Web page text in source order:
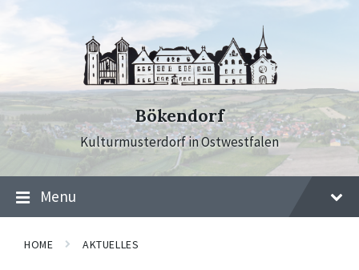
Bökendorf
Kulturmusterdorf in Ostwestfalen
Menu
HOME AKTUELLES